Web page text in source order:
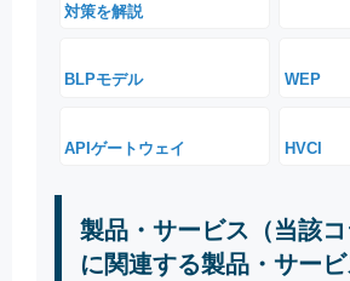
対策を解説
BLPモデル WEP
APIゲートウェイ HVCI
製品・サービス（当該
に関連する製品・サー